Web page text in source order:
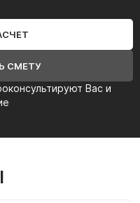
Вас и
СМЕТУ